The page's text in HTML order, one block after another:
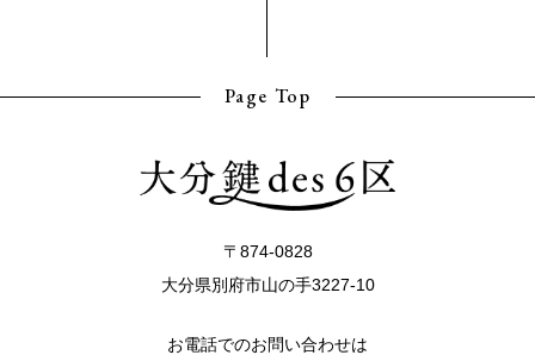
Page Top
〒874-0828
大分県別府市山の手3227-10
お電話でのお問い合わせは